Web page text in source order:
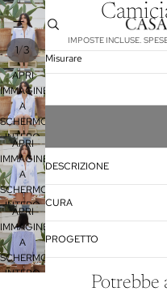
1/3
APRI
IMMAGINE
A
SCHERMO
INTERO
APRI
IMMAGINE
A
SCHERMO
INTERO
APRI
IMMAGINE
A
SCHERMO
INTERO
IMPOSTE INCLUSE.
Misurare
DESCRIZIONE
CURA
PROGETTO
Potrebbe